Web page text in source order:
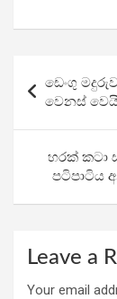
ce
b
o
o
k
tt
er
navigation
ඩෙංගු
වෙනස්
හරක් කටා
පටිපාටිය
Leave a
Your email